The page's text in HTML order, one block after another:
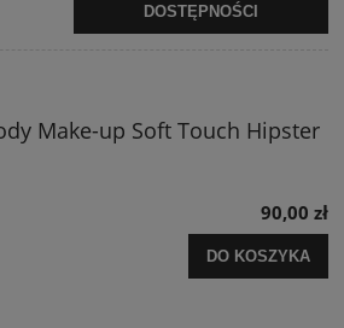
DOSTĘPNOŚCI
Make-up Soft Touch Hipster
90,00 zł
DO KOSZYKA